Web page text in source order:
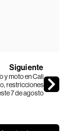
Siguiente
y moto en Cali
restricciones
7 de agosto